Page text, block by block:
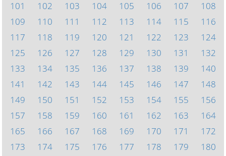
101
102 103 104 105 106 107
108
109
110 111 112 113 114 115
116
117
118 119 120 121 122 123
124
125
126 127 128 129 130 131
132
133
134 135 136 137 138 139
140
141
142 143 144 145 146 147
148
149
150 151 152 153 154 155
156
157
158 159 160 161 162 163
164
165
166 167 168 169 170 171
172
173
174 175 176 177 178 179
180